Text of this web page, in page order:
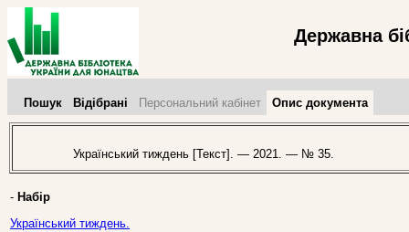
Державна
Пошук Відібрані Персональний кабінет Опис документа
Український тиждень [Текст]. — 2021. — № 35.
- Набір
Український тиждень.